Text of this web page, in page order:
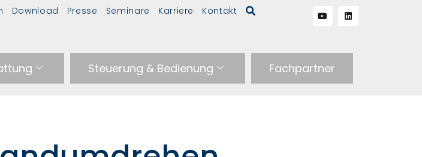
Download Presse Seminare Karriere Kontakt
Steuerung & Bedienung Fachpartner